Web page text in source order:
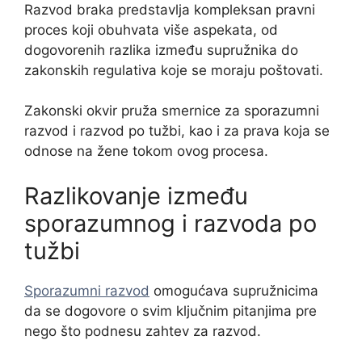
Razvod braka predstavlja kompleksan pravni
proces koji obuhvata više aspekata, od
dogovorenih razlika između supružnika do
zakonskih regulativa koje se moraju poštovati.
Zakonski okvir pruža smernice za sporazumni
razvod i razvod po tužbi, kao i za prava koja se
odnose na žene tokom ovog procesa.
Razlikovanje između
sporazumnog i razvoda po
tužbi
Sporazumni razvod omogućava supružnicima
da se dogovore o svim ključnim pitanjima pre
nego što podnesu zahtev za razvod.